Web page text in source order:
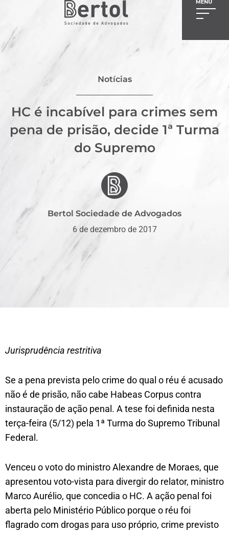
Notícias
HC é incabível para crimes sem
pena de prisão, decide 1ª Turma
do Supremo
Bertol Sociedade de Advogados
6 de dezembro de 2017
Jurisprudência restritiva
Se a pena prevista pelo crime do qual o réu é acusado
não é de prisão, não cabe Habeas Corpus contra
instauração de ação penal. A tese foi definida nesta
terça-feira (5/12) pela 1ª Turma do Supremo Tribunal
Federal.
Venceu o voto do ministro Alexandre de Moraes, que
apresentou voto-vista para divergir do relator, ministro
Marco Aurélio, que concedia o HC. A ação penal foi
aberta pelo Ministério Público porque o réu foi
flagrado com drogas para uso próprio, crime previsto